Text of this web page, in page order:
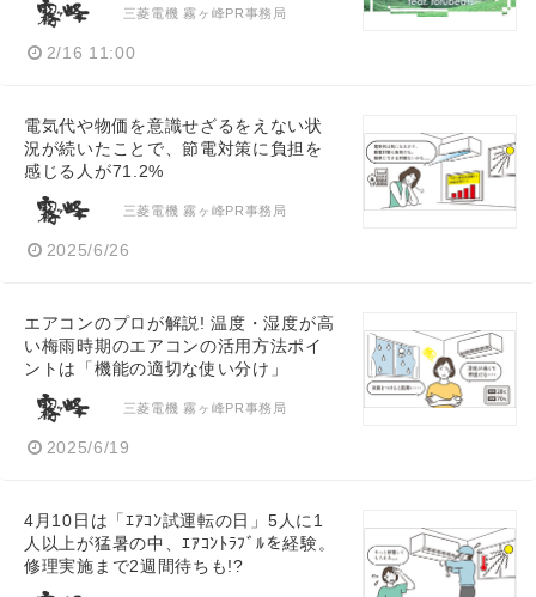
三菱電機 霧ヶ峰PR事務局
2/16 11:00
電気代や物価を意識せざるをえない状
況が続いたことで、節電対策に負担を
感じる人が71.2%
三菱電機 霧ヶ峰PR事務局
2025/6/26
エアコンのプロが解説! 温度・湿度が高
い梅雨時期のエアコンの活用方法ポイ
ントは「機能の適切な使い分け」
三菱電機 霧ヶ峰PR事務局
2025/6/19
4月10日は「ｴｱｺﾝ試運転の日」5人に1
人以上が猛暑の中、ｴｱｺﾝﾄﾗﾌﾞﾙを経験。
修理実施まで2週間待ちも!?